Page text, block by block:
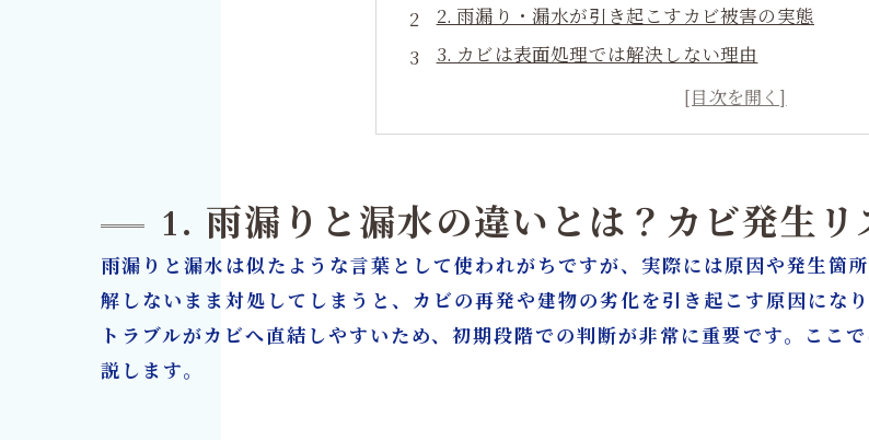
2. 雨漏り・漏水が引き起こすカビ被害の実態
3. カビは表面処理では解決しない理由
4. 含水率測定・真菌検査による正しいカビ診断
5. 火災保険は雨漏り・漏水・カビに適用されるの
7. 雨漏り・漏水からのカビ被害はリフォームが必
8. カビ除去とリフォームを分けると失敗する理由
9. カビ問題を根本解決するための正しい対処手順
10. 名古屋でカビ・漏水トラブルを相談するなら知
1. 雨漏りと漏水の違いとは？カビ発生
雨漏りと漏水は似たような言葉として使われがちですが、実際には原因や発生箇
解しないまま対処してしまうと、カビの再発や建物の劣化を引き起こす原因にな
トラブルがカビへ直結しやすいため、初期段階での判断が非常に重要です。ここ
説します。